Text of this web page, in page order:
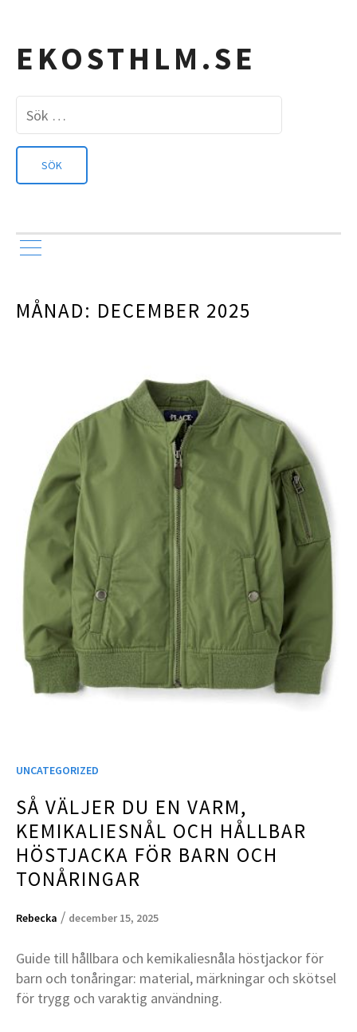
EKOSTHLM.SE
MÅNAD: DECEMBER 2025
UNCATEGORIZED
SÅ VÄLJER DU EN VARM,
KEMIKALIESNÅL OCH HÅLLBAR
HÖSTJACKA FÖR BARN OCH
TONÅRINGAR
Rebecka / december 15, 2025
Guide till hållbara och kemikaliesnåla höstjackor för
barn och tonåringar: material, märkningar och skötsel
för trygg och varaktig användning.